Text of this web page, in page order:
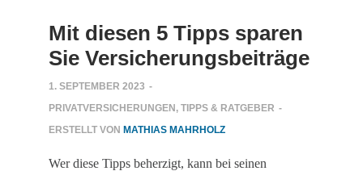
Mit diesen 5 Tipps sparen
Sie Versicherungsbeiträge
1. SEPTEMBER 2023 -
PRIVATVERSICHERUNGEN , TIPPS & RATGEBER -
ERSTELLT VON MATHIAS MAHRHOLZ
Wer diese Tipps beherzigt, kann bei seinen